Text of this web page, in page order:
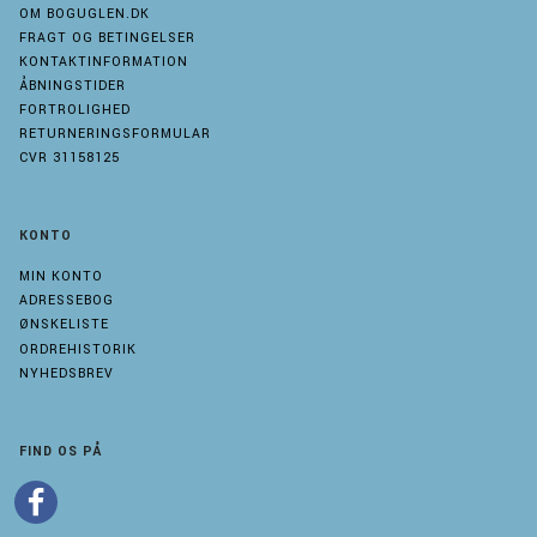
OM BOGUGLEN.DK
FRAGT OG BETINGELSER
KONTAKTINFORMATION
ÅBNINGSTIDER
FORTROLIGHED
RETURNERINGSFORMULAR
CVR 31158125
KONTO
MIN KONTO
ADRESSEBOG
ØNSKELISTE
ORDREHISTORIK
NYHEDSBREV
FIND OS PÅ